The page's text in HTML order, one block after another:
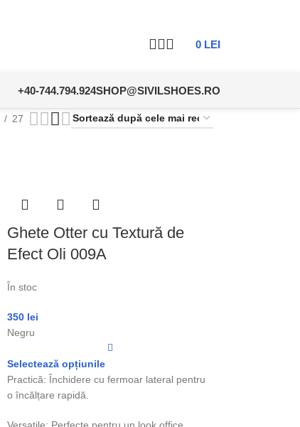
0 LEI
+40-744.794.924SHOP@SIVILSHOES.RO
27
Ghete Otter cu Textură de
Efect Oli 009A
În stoc
350 lei
Negru
Selectează opțiunile
Practică: Închidere cu fermoar lateral pentru
o încălțare rapidă.